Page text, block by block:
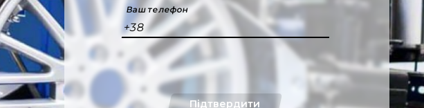
Ваш телефон
+38
Підтвердити